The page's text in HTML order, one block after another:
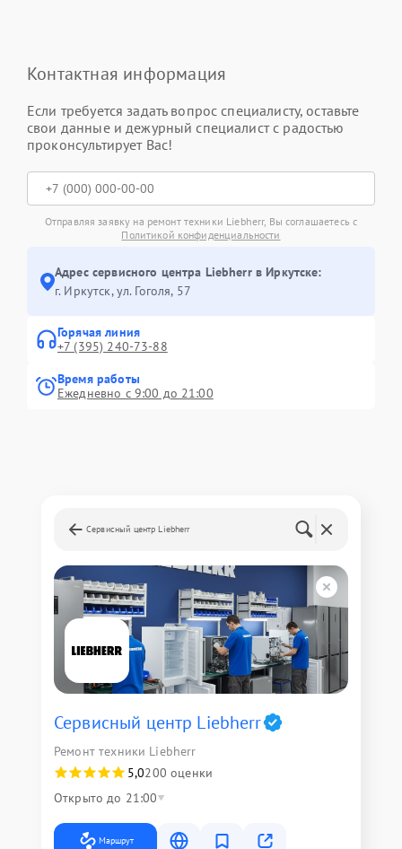
Контактная информация
Если требуется задать вопрос специалисту, оставьте
свои данные и дежурный специалист с радостью
проконсультирует Вас!
Отправляя заявку на ремонт техники Liebherr, Вы соглашаетесь с
Политикой конфиденциальности
Адрес сервисного центра Liebherr в Иркутске:
г. Иркутск, ул. ​Гоголя, 57
Горячая линия
+7 (395) 240-73-88
Время работы
Ежедневно с 9:00 до 21:00
Сервисный центр Liebherr
Сервисный центр Liebherr
Ремонт техники Liebherr
5,0200 оценки
Открыто до 21:00
Маршрут